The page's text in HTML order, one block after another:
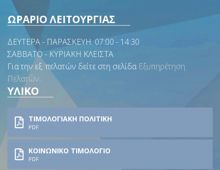
ΩΡΑΡΙΟ ΛΕΙΤΟΥΡΓΙΑΣ
ΔΕΥΤΕΡΑ - ΠΑΡΑΣΚΕΥΗ. 07:00 - 14:30
ΣΑΒΒΑΤΟ - ΚΥΡΙΑΚΗ ΚΛΕΙΣΤΑ
Για την εξ. πελατών δείτε στη σελίδα Εξυπηρέτηση
Πελατών.
ΥΛΙΚΟ
ΤΙΜΟΛΟΓΙΑΚΗ ΠΟΛΙΤΙΚΗ
PDF
ΚΟΙΝΩΝΙΚΟ ΤΙΜΟΛΟΓΙΟ
PDF